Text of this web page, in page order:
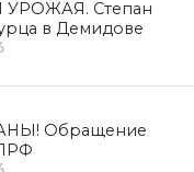
Степан
в Демидове
Обращение